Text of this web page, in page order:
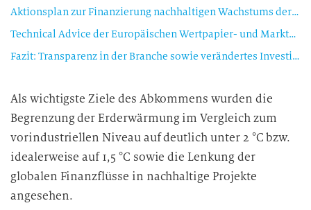
Aktionsplan zur Finanzierung nachhaltigen Wachstums der Europäischen Kommission
Technical Advice der Europäischen Wertpapier- und Marktaufsichtsbehörde (ESMA) als Erweiterung zum Aktionsplan
Fazit: Transparenz in der Branche sowie verändertes Investitionsverhalten sollen zu einer Trendwende statt nur zu einem vorübergehenden Trend führen
Als wichtigste Ziele des Abkommens wurden die
Begrenzung der Erderwärmung im Vergleich zum
vorindustriellen Niveau auf deutlich unter 2 °C bzw.
idealerweise auf 1,5 °C sowie die Lenkung der
globalen Finanzflüsse in nachhaltige Projekte
angesehen.